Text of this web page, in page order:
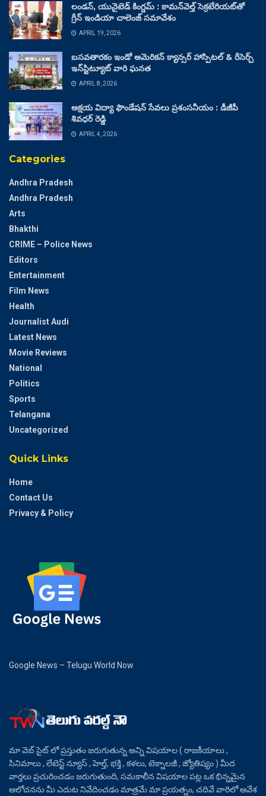
లండన్, యునైటెడ్ కింగ్డమ్ : కామన్‌వెల్త్ సెక్రటేరియట్‌తో
గ్రీన్ ఇండియా చాలెంజ్ సమావేశం
APRIL 19, 2026
బసవతారకం ఇండో అమెరికన్ క్యాన్సర్ హాస్పిటల్ & రీసెర్చ్
ఇన్‌స్టిట్యూట్ వారి ఘనత
APRIL 8, 2026
అక్షయ విద్యా ఫౌండేషన్ సేవలు ప్రశంసనీయం : డీజీపీ
శివధర్ రెడ్డి
APRIL 4, 2026
Categories
Andhra Pradesh
Andhra Pradesh
Arts
Bhakthi
CRIME – Police News
Editors
Entertainment
Film News
Health
Journalist Audi
Latest News
Movie Reviews
National
Politics
Sports
Telangana
Uncategorized
Quick Links
Home
Contact Us
Privacy & Policy
Google News – Telugu World Now
మా వెబ్ సైట్ లో ప్రస్తుతం జరుగుతున్న అన్ని విషయాల ( రాజకీయాలు ,
సినిమాలు , లేటెస్ట్ న్యూస్ , హెల్త్, భక్తి , కళలు, టెక్నాలజీ , జ్యోతిష్యం ) మీద
వార్తలు ప్రచురించడం జరుగుతుంది, సమకాలీన విషయాల పట్ల ఒక భిన్నమైన
ఆలోచనను మీ ఎదుట నివేదించడం మాత్రమే మా ప్రయత్నం, చదివే వారిలో ఆవేశ